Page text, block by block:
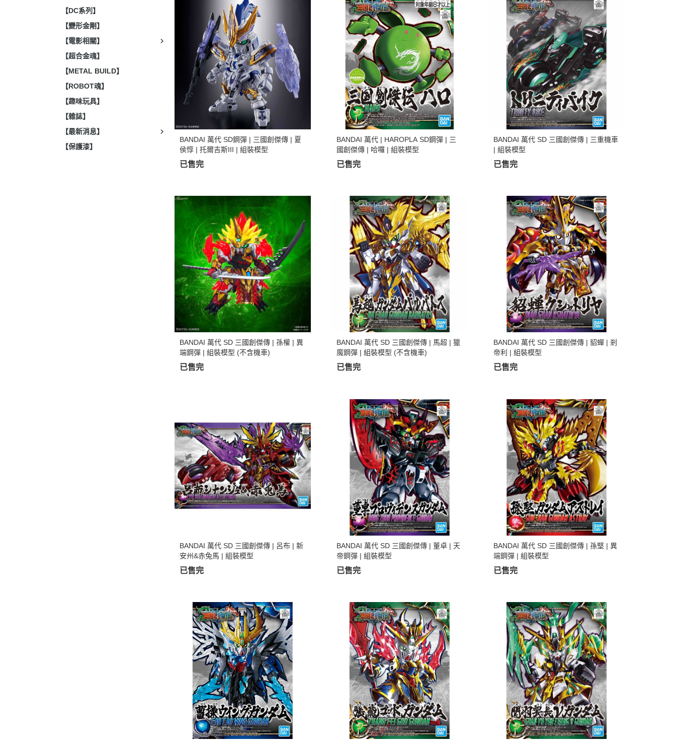
【DC系列】
【變形金剛】
【電影相關】
【超合金魂】
【METAL BUILD】
【ROBOT魂】
【趣味玩具】
【雜誌】
【最新消息】
【保護漆】
BANDAI 萬代 SD鋼彈 | 三國創傑傳 | 夏
侯惇 | 托爾吉斯III | 組裝模型
已售完
BANDAI 萬代 | HAROPLA SD鋼彈 | 三
國創傑傳 | 哈囉 | 組裝模型
已售完
BANDAI 萬代 SD 三國創傑傳 | 三重機車
| 組裝模型
已售完
BANDAI 萬代 SD 三國創傑傳 | 孫權 | 異
端鋼彈 | 組裝模型 (不含機車)
已售完
BANDAI 萬代 SD 三國創傑傳 | 馬超 | 獵
魔鋼彈 | 組裝模型 (不含機車)
已售完
BANDAI 萬代 SD 三國創傑傳 | 貂蟬 | 剎
帝利 | 組裝模型
已售完
BANDAI 萬代 SD 三國創傑傳 | 呂布 | 新
安州&赤兔馬 | 組裝模型
已售完
BANDAI 萬代 SD 三國創傑傳 | 董卓 | 天
帝鋼彈 | 組裝模型
已售完
BANDAI 萬代 SD 三國創傑傳 | 孫堅 | 異
端鋼彈 | 組裝模型
已售完